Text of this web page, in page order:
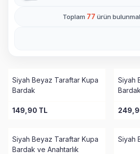
Toplam 77 ürün
Siyah Beyaz Taraftar Kupa
Bardak
149,90 TL
Siyah
Siyah Beyaz Taraftar Kupa
Bardak ve Anahtarlık
Siyah